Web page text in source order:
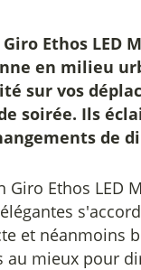
Ethos LED
en milieu
sur vos
soirée. Ils
de
Giro Ethos
et néanmoins
au mieux pour